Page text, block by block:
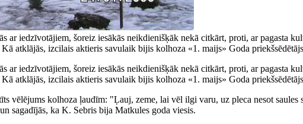
ar iedzīvotājiem, šoreiz iesākās neikdienišķāk nekā citkārt, proti, ar pagasta
atklājās, izcilais aktieris savulaik bijis kolhoza «1. maijs» Goda
ar iedzīvotājiem, šoreiz iesākās neikdienišķāk nekā citkārt, proti, ar pagasta
atklājās, izcilais aktieris savulaik bijis kolhoza «1. maijs» Goda
vēlējums kolhoza ļaudīm: "Ļauj, zeme, lai vēl ilgi varu, uz pleca nesot
sagadījās, ka K. Sebris bija Matkules goda viesis.